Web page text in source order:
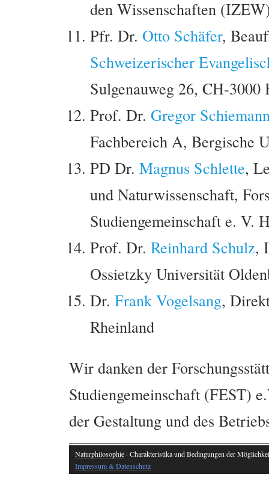
den Wissenschaften
Pfr. Dr. Otto Schäfer,
Schweizerischer
Sulgenauweg 26, CH-3000
Prof. Dr. Gregor
Fachbereich A, Bergische
PD Dr. Magnus Schlette,
und Naturwissenschaft,
Studiengemeinschaft e. V.
Prof. Dr. Reinhard Schulz,
Ossietzky Universität
Dr. Frank Vogelsang,
Rheinland
Wir danken der
Studiengemeinschaft (FEST)
der Gestaltung und des
Naturphilosophie · Charakteristika und Bedingungen der
Impressum & Datenschutz